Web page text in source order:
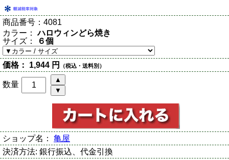
商品番号： 4081
カラー：
ハロウィンどら焼き
サイズ：
６個
価格： 1,944 円 （税込・送料別）
数量
ショップ名： 亀屋
決済方法: 銀行振込、代金引換